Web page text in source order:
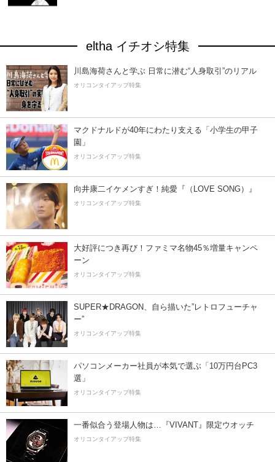
eltha イチオシ特集
川島海荷さんと学ぶ 日常に潜む“人身取引”のリアル
オリコンタイアップ特集
マクドナルドが40年にわたり支える「小学生の甲子
園」
オリコンタイアップ特集
向井康二イケメンすぎ！純愛『（LOVE SONG）』
オリコンタイアップ特集
大好評につき再び！ファミマ名物45％増量キャンペ
ーン
オリコンタイアップ特集
SUPER★DRAGON、自ら描いた”レトロフューチャ
ー”
オリコンタイアップ特集
パソコンメーカー社員が本気で選ぶ「10万円台PC3
選」
オリコンタイアップ特集
一番似合う登場人物は…『VIVANT』限定ウオッチ
オリコンタイアップ特集